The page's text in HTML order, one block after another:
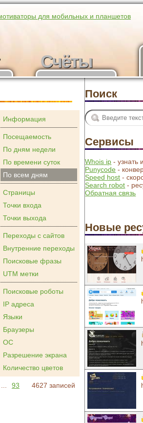
для мобильных и планшетов
Счёты
Получить
Поиск
Сервисы
Whois ip -
Punycode -
Speed host -
Search robot -
Обратная связь
Новые
Информация
Посещаемость
По дням недели
По времени суток
По всем дням
Страницы
Точки входа
Точки выхода
Переходы с сайтов
Внутренние переходы
Поисковые фразы
UTM метки
Поисковые роботы
IP адреса
Языки
Браузеры
ОС
Разрешение экрана
Количество цветов
93 4627 записей